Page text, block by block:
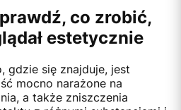
co zrobić,
estetycznie
gdzie się znajduje, jest
mocno narażone na
a także zniszczenia